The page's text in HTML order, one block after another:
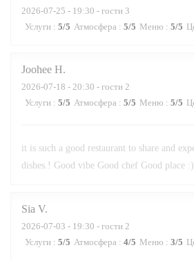
2026-07-25 - 19:30 - гости 3
Услуги : 5/5 Атмосфера : 5/5 Меню : 5/5
Joohee H
2026-07-18 - 20:30 - гости 2
Услуги : 5/5 Атмосфера : 5/5 Меню : 5/5
it is such a good restaurant to share and
dishes.! Good vibe Good chef Good place :)
Sia V
2026-07-03 - 19:30 - гости 2
Услуги : 5/5 Атмосфера : 4/5 Меню : 3/5